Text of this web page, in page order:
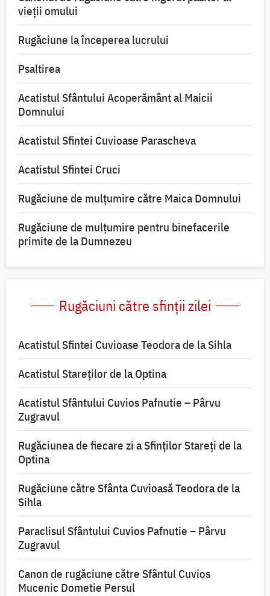
vieții omului
Rugăciune la începerea lucrului
Psaltirea
Acatistul Sfântului Acoperământ al Maicii
Domnului
Acatistul Sfintei Cuvioase Parascheva
Acatistul Sfintei Cruci
Rugăciune de mulţumire către Maica Domnului
Rugăciune de mulțumire pentru binefacerile
primite de la Dumnezeu
Rugăciuni către sfinții zilei
Acatistul Sfintei Cuvioase Teodora de la Sihla
Acatistul Stareţilor de la Optina
Acatistul Sfântului Cuvios Pafnutie – Pârvu
Zugravul
Rugăciunea de fiecare zi a Sfinților Stareți de la
Optina
Rugăciune către Sfânta Cuvioasă Teodora de la
Sihla
Paraclisul Sfântului Cuvios Pafnutie – Pârvu
Zugravul
Canon de rugăciune către Sfântul Cuvios
Mucenic Dometie Persul